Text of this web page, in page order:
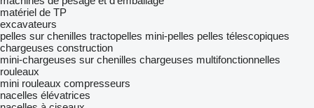
matériel de TP
excavateurs
pelles sur chenilles tractopelles mini-pelles pelles télescopiques
chargeuses construction
mini-chargeuses sur chenilles chargeuses multifonctionnelles
rouleaux
mini rouleaux compresseurs
nacelles élévatrices